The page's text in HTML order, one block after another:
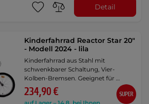
Detail
Kinderfahrrad Reactor Star 20"
- Modell 2024 - lila
Kinderfahrrad aus Stahl mit
schwenkbarer Schaltung, Vier-
Kolben-Bremsen. Geeignet für …
234,90 € SUPER